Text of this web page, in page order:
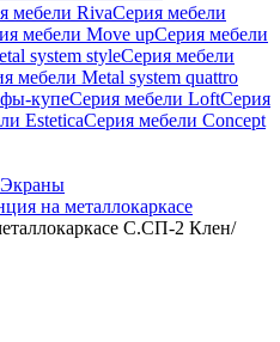
мебели RivaСерия мебели
мебели Move upСерия мебели
system styleСерия мебели
мебели Metal system quattro
купеСерия мебели LoftСерия
EsteticaСерия мебели Concept
Экраны
на металлокаркасе
С.СП-2 Клен/